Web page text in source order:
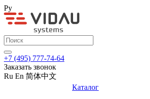
Ру
+7 (495) 777-74-64
Заказать звонок
Ru En 简体中文
Каталог